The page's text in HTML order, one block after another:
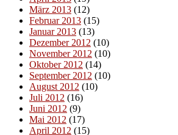
März 2013 (12)
Februar 2013 (15)
Januar 2013 (13)
Dezember 2012 (10)
November 2012 (10)
Oktober 2012 (14)
September 2012 (10)
August 2012 (10)
Juli 2012 (16)
Juni 2012 (9)
Mai 2012 (17)
April 2012 (15)